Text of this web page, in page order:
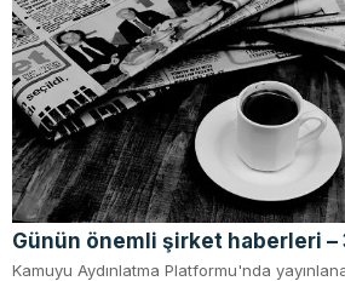
Günün önemli şirket haberleri –
Kamuyu Aydınlatma Platformu'nda